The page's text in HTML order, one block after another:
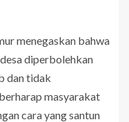
menegaskan bahwa
diperbolehkan
dan tidak
masyarakat
cara yang santun